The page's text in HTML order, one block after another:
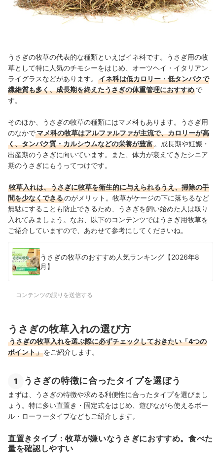
うさぎの牧草の代表的な種類といえばイネ科です。うさぎ用の牧
草として特に人気のチモシーをはじめ、オーツヘイ・イタリアン
ライグラスなどがあります。
イネ科は低カロリー・低タンパクで
繊維質も多く、成長期を終えたうさぎの体重管理におすすめで
す。
そのほか、うさぎの牧草の種類にはマメ科もあります。うさぎ用
のなかでマメ科の牧草はアルファルファが主流で、カロリーが高
く、タンパク質・カルシウムなどの栄養が豊富 。成長期や妊娠・
出産期のうさぎに向いています。また、体力が衰えてきたシニア
期のうさぎにもうってつけです。
牧草入れは、うさぎに牧草を衛生的に与えられるうえ、掃除の手
間を少なくできるのがメリット。牧草がケージの下に落ちるなど
無駄にすることも防止できるため、うさぎを飼い始めた人は取り
入れてみましょう。なお、以下のコンテンツではうさぎ用牧草を
ご紹介していますので、あわせて参考にしてくださいね。
うさぎの牧草のおすすめ人気ランキング【2026年8
月】
コンテンツの誤りを送信する
うさぎの牧草入れの選び方
うさぎの牧草入れを選ぶ際に必ずチェックしておきたい「4つの
ポイント」をご紹介します。
1 うさぎの特徴に合ったタイプを選ぼう
まずは、うさぎの特徴や求める利便性に合ったタイプを選びまし
ょう。特に多い直置き ・固定式をはじめ、遊びながら使えるボー
ル・ ローラータイプなどもご紹介します。
直置きタイプ：牧草が嫌いなうさぎにおすすめ。食べた
量を確認しやすい